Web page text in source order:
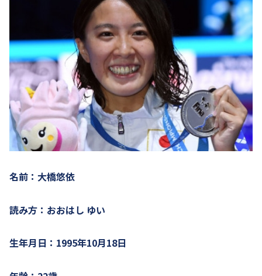
名前：大橋悠依
読み方：おおはし ゆい
生年月日：1995年10月18日